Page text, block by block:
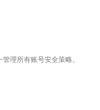
管理所有账号安全策略。